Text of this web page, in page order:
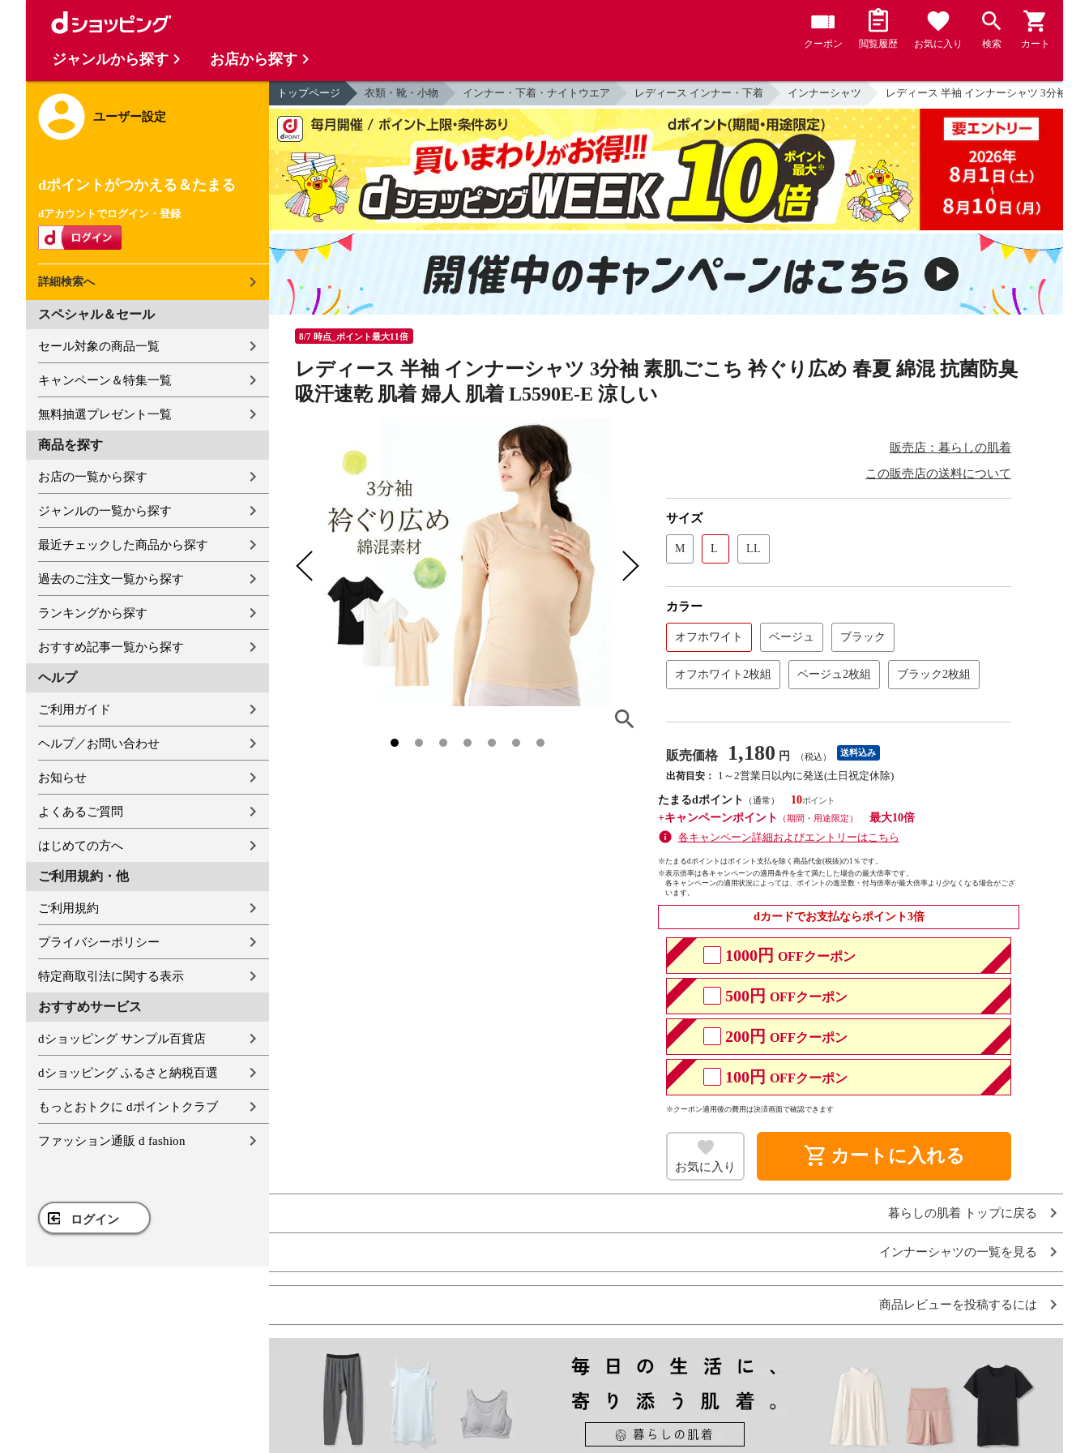
クーポン 閲覧履歴 お気に入り 検索 カート
ユーザー設定
dポイントがつかえる＆たまる
dアカウントでログイン・登録
詳細検索へ
スペシャル＆セール
セール対象の商品一覧
キャンペーン＆特集一覧
無料抽選プレゼント一覧
商品を探す
お店の一覧から探す
ジャンルの一覧から探す
最近チェックした商品から探す
過去のご注文一覧から探す
ランキングから探す
おすすめ記事一覧から探す
ヘルプ
ご利用ガイド
ヘルプ／お問い合わせ
お知らせ
よくあるご質問
はじめての方へ
ご利用規約・他
ご利用規約
プライバシーポリシー
特定商取引法に関する表示
おすすめサービス
dショッピング サンプル百貨店
dショッピング ふるさと納税百選
もっとおトクに dポイントクラブ
ファッション通販 d fashion
ログイン
トップページ 衣類・靴・小物 インナー・下着・ナイトウエア レディース インナー・下着 インナーシャツ レディース 半袖 インナーシャツ 3分袖 素
8/7 時点_ポイント最大11倍
レディース 半袖 インナーシャツ 3分袖 素肌ごこち 衿ぐり広め 春夏 綿混 抗菌防臭
吸汗速乾 肌着 婦人 肌着 L5590E-E 涼しい
販売店：暮らしの肌着
この販売店の送料について
サイズ
M L LL
カラー
オフホワイト ベージュ ブラック
オフホワイト2枚組 ベージュ2枚組 ブラック2枚組
販売価格 1,180 円 （税込） 送料込み
出荷目安：
1～2営業日以内に発送(土日祝定休除)
たまるdポイント
（通常）
10
+キャンペーンポイント
（期間・用途限定）
最大10倍
各キャンペーン詳細およびエントリーはこちら
※たまるdポイントはポイント支払を除く商品代金(税抜)の1％です。
※表示倍率は各キャンペーンの適用条件を全て満たした場合の最大倍率です。
各キャンペーンの適用状況によっては、ポイントの進呈数・付与倍率が最大倍率より少なくなる場合がござ
います。
dカードでお支払ならポイント3倍
1000円 OFFクーポン
500円 OFFクーポン
200円 OFFクーポン
100円 OFFクーポン
※クーポン適用後の費用は決済画面で確認できます
お気に入り shopping_cart カートに入れる
暮らしの肌着 トップに戻る
インナーシャツの一覧を見る
商品レビューを投稿するには
ジャンルから探す お店から探す